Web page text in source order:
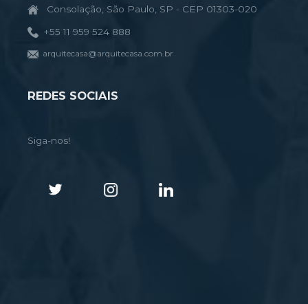
Consolação, São Paulo, SP - CEP 01303-020
+55 11 959 524 888
arquitecasa@arquitecasa.com.br
REDES SOCIAIS
Siga-nos!